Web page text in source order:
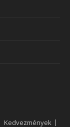
Kedvezmények